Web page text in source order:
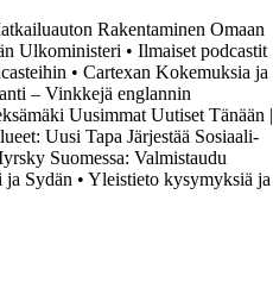
Rakentaminen Omaan
Ulkoministeri • Ilmaiset podcastit
• Cartexan Kokemuksia ja
– Vinkkejä englannin
Uusimmat Uutiset Tänään |
Uusi Tapa Järjestää Sosiaali-
Suomessa: Valmistaudu
Sydän • Yleistieto kysymyksiä ja